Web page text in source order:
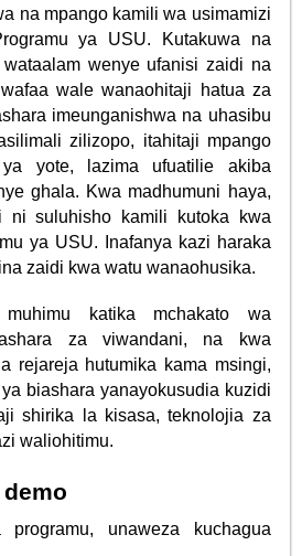
na mpango kamili wa usimamizi
ya USU. Kutakuwa na
wenye ufanisi zaidi na
wale wanaohitaji hatua za
imeunganishwa na uhasibu
zilizopo, itahitaji mpango
yote, lazima ufuatilie akiba
ghala. Kwa madhumuni haya,
ni suluhisho kamili kutoka kwa
ya USU. Inafanya kazi haraka
zaidi kwa watu wanaohusika.
katika mchakato wa
za viwandani, na kwa
rejareja hutumika kama msingi,
biashara yanayokusudia kuzidi
shirika la kisasa, teknolojia za
waliohitimu.
unaweza kuchagua